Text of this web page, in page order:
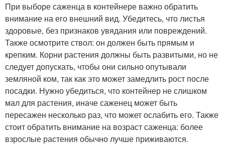
При выборе саженца в контейнере важно обратить
внимание на его внешний вид. Убедитесь, что листья
здоровые, без признаков увядания или повреждений.
Также осмотрите ствол: он должен быть прямым и
крепким. Корни растения должны быть развитыми, но не
следует допускать, чтобы они сильно опутывали
земляной ком, так как это может замедлить рост после
посадки. Нужно убедиться, что контейнер не слишком
мал для растения, иначе саженец может быть
пересажен несколько раз, что может ослабить его. Также
стоит обратить внимание на возраст саженца: более
взрослые растения обычно лучше приживаются.